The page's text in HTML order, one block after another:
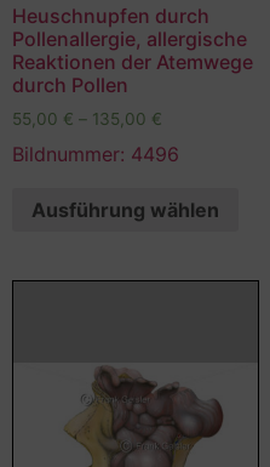
Heuschnupfen durch
Pollenallergie, allergische
Reaktionen der Atemwege
durch Pollen
55,00 € – 135,00 €
Bildnummer: 4496
Ausführung wählen